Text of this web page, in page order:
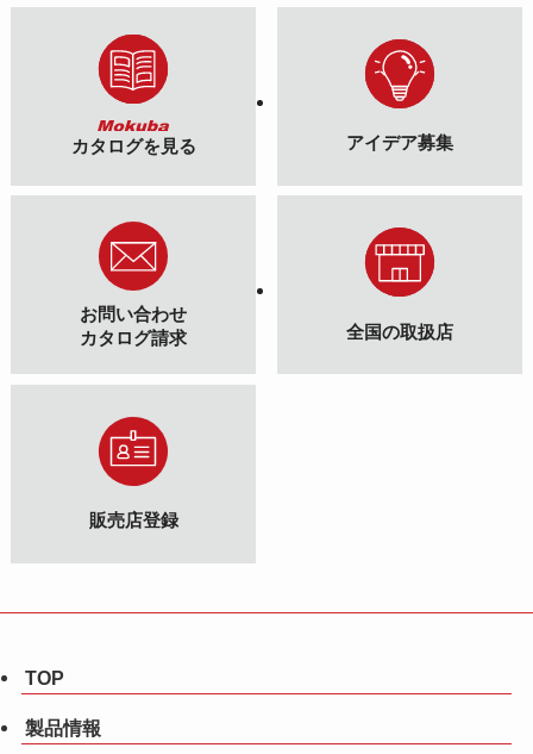
カタログを見る アイデア募集
お問い合わせ
カタログ請求
全国の取扱店
販売店登録
TOP
製品情報